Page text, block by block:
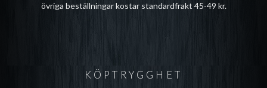
övriga beställningar kostar standardfrakt 45-49 kr.
KÖPTRYGGHET